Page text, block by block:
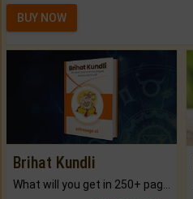
BUY NOW
Brihat Kundli